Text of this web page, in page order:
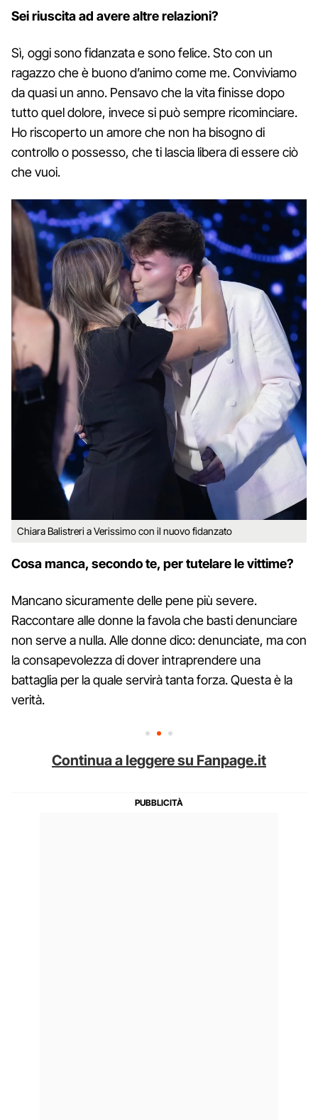
Sei riuscita ad avere altre relazioni?
Sì, oggi sono fidanzata e sono felice. Sto con un
ragazzo che è buono d’animo come me. Conviviamo
da quasi un anno. Pensavo che la vita finisse dopo
tutto quel dolore, invece si può sempre ricominciare.
Ho riscoperto un amore che non ha bisogno di
controllo o possesso, che ti lascia libera di essere ciò
che vuoi.
Chiara Balistreri a Verissimo con il nuovo fidanzato
Cosa manca, secondo te, per tutelare le vittime?
Mancano sicuramente delle pene più severe.
Raccontare alle donne la favola che basti denunciare
non serve a nulla. Alle donne dico: denunciate, ma con
la consapevolezza di dover intraprendere una
battaglia per la quale servirà tanta forza. Questa è la
verità.
Continua a leggere su Fanpage.it